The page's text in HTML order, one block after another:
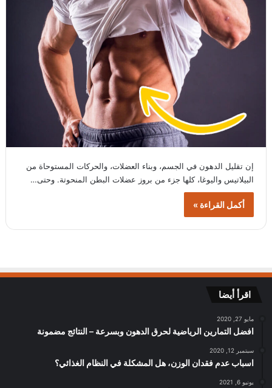
إن تقليل الدهون في الجسم، وبناء العضلات، والحركات المستوحاة من
البيلاتيس واليوغا، كلها جزء من بروز عضلات البطن المنحوتة. وحتى…
أكمل القراءة »
اقرأ أيضا
مايو 27, 2020
افضل التمارين الرياضية لحرق الدهون وبسرعة – النتائج مضمونة
سبتمبر 12, 2020
اسباب عدم فقدان الوزن، هل المشكلة في النظام الغذائي؟
يونيو 6, 2021